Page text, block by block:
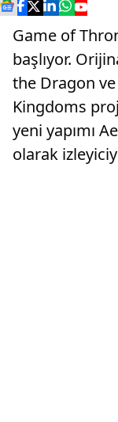
Game of
başlıyor.
the Dragon
Kingdoms
yeni yapımı
olarak